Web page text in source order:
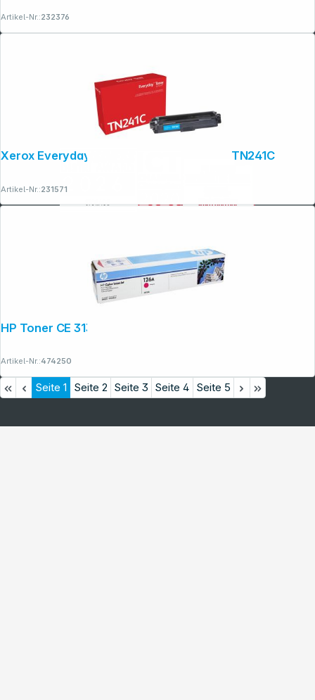
Artikel-Nr.:232376
Xerox Everyday Cyan Toner ers. Brother TN241C
Artikel-Nr.:231571
Artikel-Nr.:474250
Seite 1 Seite 2 Seite 3 Seite 4 Seite 5